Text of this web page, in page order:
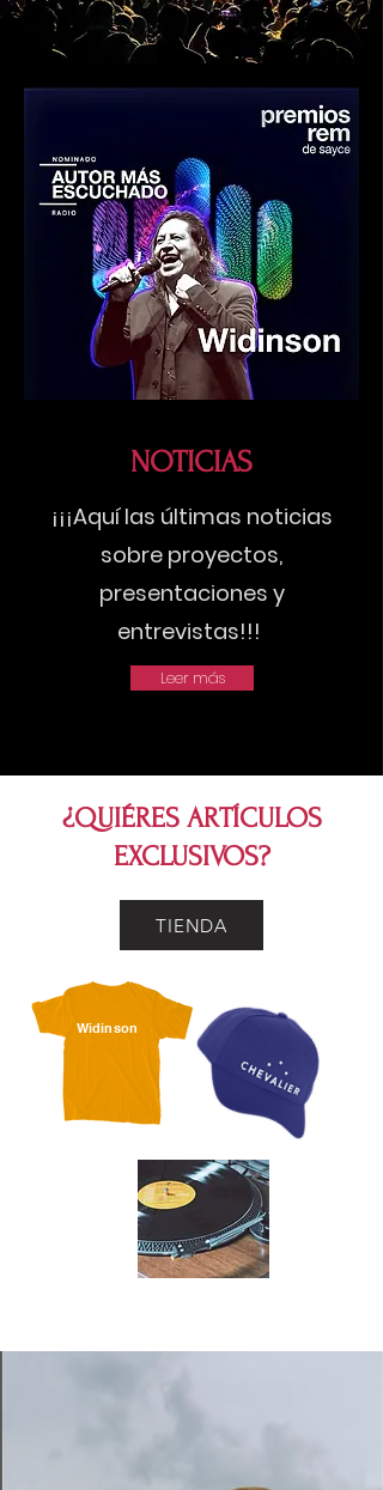
NOTICIAS
¡¡¡Aquí las últimas noticias
sobre proyectos,
presentaciones y
entrevistas!!!
Leer más
¿QUIÉRES ARTÍCULOS
EXCLUSIVOS?
TIENDA
Widinson